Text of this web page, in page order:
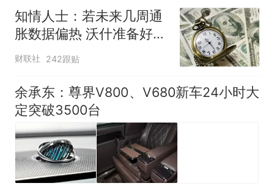
知情人士：若未来几周通
胀数据偏热 沃什准备好加
息
财联社 242跟贴
余承东：尊界V800、V680新车24小时大
定突破3500台